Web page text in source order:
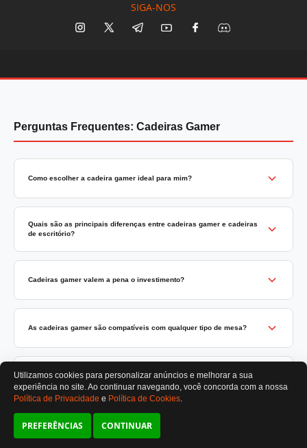
FILTROS
7produtos
SIGA-NOS
CNPJ: 07.993.973/0001-18 | Curitiba-PR
Serviçodo Google se aplicam.
De segunda a sexta das 8:30 às 12H / 13H às 18H
SOMOS E-COMMERCE - NÃO TEMOS ATENDIMENTO LOCAL
Preferências de cookies
Utilizamos cookies para personalizar anúncios e melhorar a sua
experiência no site. Ao continuar navegando, você concorda com a nossa
Política de Privacidade e Política de Cookies.
PREFERÊNCIAS CONTINUAR
Perguntas Frequentes: Cadeiras Gamer
Como escolher a cadeira gamer ideal para mim?
Quais são as principais diferenças entre cadeiras gamer e cadeiras
de escritório?
Cadeiras gamer valem a pena o investimento?
As cadeiras gamer são compatíveis com qualquer tipo de mesa?
Quais cuidados devo ter com minha cadeira gamer?
As cadeiras gamer são adequadas para pessoas altas ou acima do
peso?